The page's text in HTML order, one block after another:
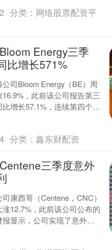
....
分类： 网络股票配资平
Energy三季
比增长571%
司Bloom Energy（BE）周
，此前该公司报告第三
增长57.1%，连续第四个季
。 该公司三季度营收....
分类： 鑫东财配资
三季度意外
康西哥（Centene，CNC）
涨12.7%，此前该公司公布的
显示，公司实现了意外盈
，康西哥第三季度每股盈